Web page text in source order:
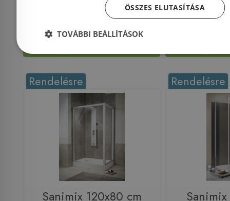
69 990 Ft 112 000 Ft
Rendelésre
Sanimix 120x80 cm
Rendelésre
ÖSSZES ELUTASÍTÁSA
TOVÁBBI BEÁLLÍTÁSOK